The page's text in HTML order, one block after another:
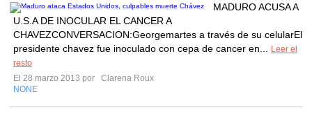
MADURO ACUSA A
U.S.A DE INOCULAR EL CANCER A
CHAVEZCONVERSACION:Georgemartes a través de su celularEl
presidente chavez fue inoculado con cepa de cancer en...
Leer el
resto
El 28 marzo 2013 por
Clarena Roux
NONE